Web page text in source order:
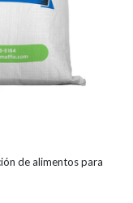
de alimentos para